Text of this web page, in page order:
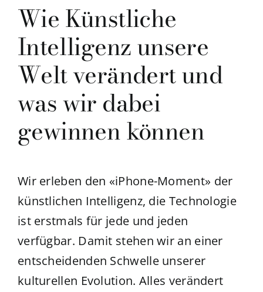
Wie Künstliche
Intelligenz unsere
Welt verändert und
was wir dabei
gewinnen können
Wir erleben den «iPhone-Moment» der
künstlichen Intelligenz, die Technologie
ist erstmals für jede und jeden
verfügbar. Damit stehen wir an einer
entscheidenden Schwelle unserer
kulturellen Evolution. Alles verändert